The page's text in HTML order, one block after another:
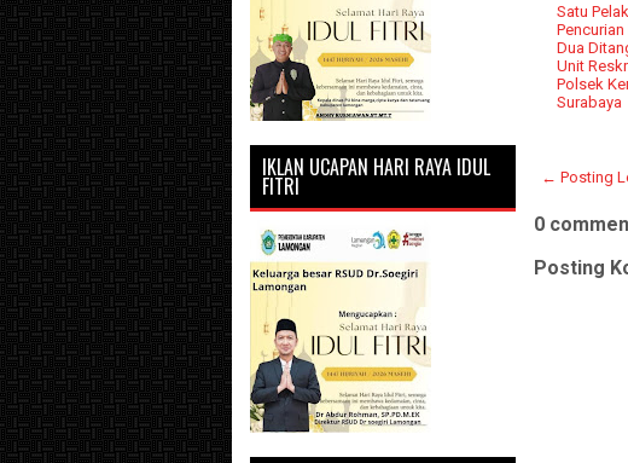
Satu
Pencurian
Dua
Unit
Polsek
Surabaya
← Posting
0
Posting
IKLAN UCAPAN HARI RAYA IDUL
FITRI